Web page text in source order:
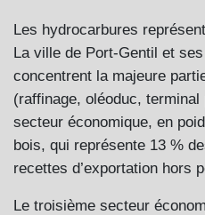
Les hydrocarbures
La ville de Port-Gentil et
concentrent la majeure
(raffinage, oléoduc,
secteur économique, en
bois, qui représente 13 %
recettes d’exportation hors
Le troisième secteur